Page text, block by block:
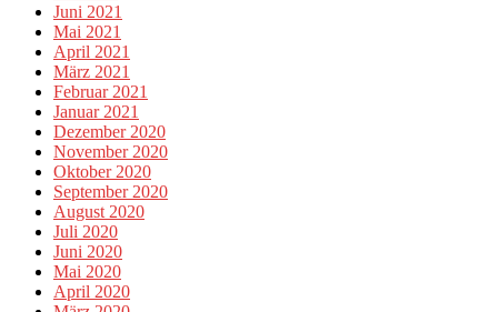
Juni 2021
Mai 2021
April 2021
März 2021
Februar 2021
Januar 2021
Dezember 2020
November 2020
Oktober 2020
September 2020
August 2020
Juli 2020
Juni 2020
Mai 2020
April 2020